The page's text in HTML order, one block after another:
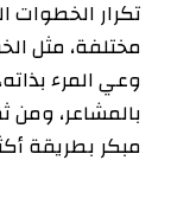
تكرار الخطوات
مختلفة، مثل
وعي المرء
بالمشاعر،
مبكر بطريقة